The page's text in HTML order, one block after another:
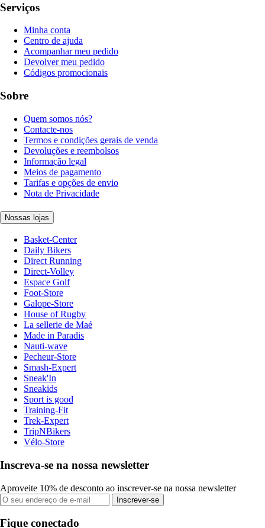
Serviços
Minha conta
Centro de ajuda
Acompanhar meu pedido
Devolver meu pedido
Códigos promocionais
Sobre
Quem somos nós?
Contacte-nos
Termos e condições gerais de venda
Devoluções e reembolsos
Informação legal
Meios de pagamento
Tarifas e opções de envio
Nota de Privacidade
Nossas lojas
Basket-Center
Daily Bikers
Direct Running
Direct-Volley
Espace Golf
Foot-Store
Galope-Store
House of Rugby
La sellerie de Maé
Made in Paradis
Nauti-wave
Pecheur-Store
Smash-Expert
Sneak'In
Sneakids
Sport is good
Training-Fit
Trek-Expert
TripNBikers
Vélo-Store
Inscreva-se na nossa newsletter
Aproveite 10% de desconto ao inscrever-se na nossa newsletter
Inscrever-se
Fique conectado